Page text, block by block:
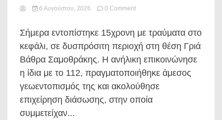
6 Αυγούστου, 2026 0 Commenton
στη
Γριά
Βάθρα:
Η
στιγμή
που
άλλαξε
τα
Σήμερα εντοπίστηκε 15χρονη με τραύματα στο
κεφάλι, σε δυσπρόσιτη περιοχή στη θέση Γριά
Βάθρα Σαμοθράκης. Η ανήλικη επικοινώνησε
η ίδια με το 112, πραγματοποιήθηκε άμεσος
γεωεντοπισμός της και ακολούθησε
επιχείρηση διάσωσης, στην οποία
συμμετείχαν...